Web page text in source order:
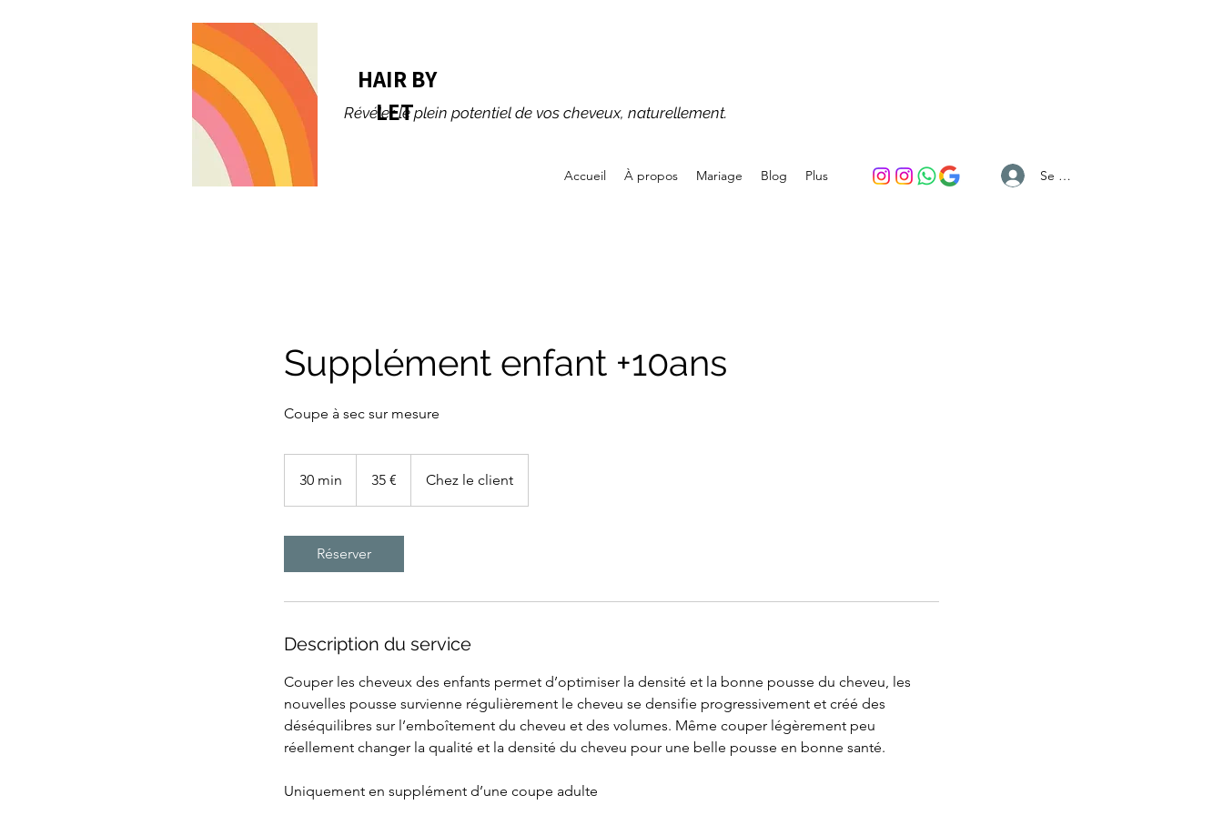
HAIR BY
LET
Se connecter
Accueil À propos Mariage Blog Plus
Révéler le plein potentiel de vos cheveux, naturellement.
Supplément enfant +10ans
Coupe à sec sur mesure
30 min
0
35 € Chez le client
Réserver
Description du service
Couper les cheveux des enfants permet d’optimiser la densité et la bonne pousse du cheveu, les
nouvelles pousse survienne régulièrement le cheveu se densifie progressivement et créé des
déséquilibres sur l’emboîtement du cheveu et des volumes. Même couper légèrement peu
réellement changer la qualité et la densité du cheveu pour une belle pousse en bonne santé.
Uniquement en supplément d’une coupe adulte